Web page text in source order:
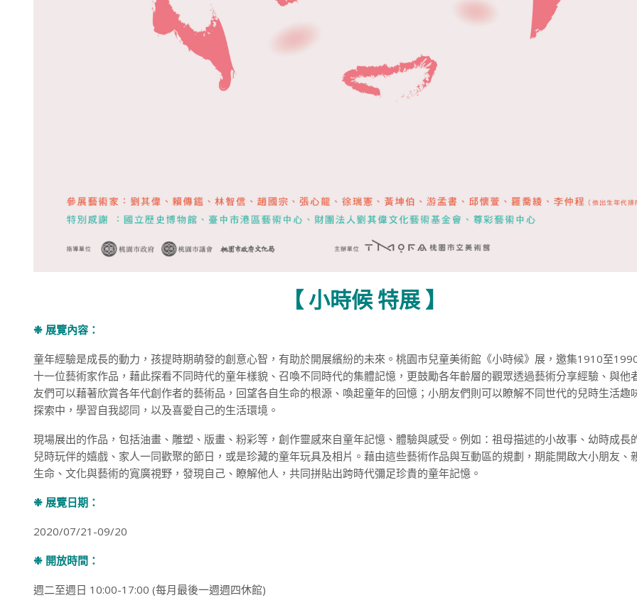
【 小時候 特展 】
❉ 展覽內容：
童年經驗是成長的動力，孩提時期萌發的創意心智，有助於開展繽紛的未來。桃園市兒童美術館《小時候》展，邀集1910至
十一位藝術家作品，藉此探看不同時代的童年樣貌、召喚不同時代的集體記憶，更鼓勵各年齡層的觀眾透過藝術分享經驗、與他
友們可以藉著欣賞各年代創作者的藝術品，回望各自生命的根源、喚起童年的回憶；小朋友們則可以瞭解不同世代的兒時生活趣
探索中，學習自我認同，以及喜愛自己的生活環境。
現場展出的作品，包括油畫、雕塑、版畫、粉彩等，創作靈感來自童年記憶、體驗與感受。例如：祖母描述的小故事、幼時成長
兒時玩伴的嬉戲、家人一同歡聚的節日，或是珍藏的童年玩具及相片。藉由這些藝術作品與互動區的規劃，期能開啟大小朋友、
生命、文化與藝術的寬廣視野，發現自己、瞭解他人，共同拼貼出跨時代彌足珍貴的童年記憶。
❉ 展覽日期：
2020/07/21-09/20
❉ 開放時間：
週二至週日 10:00-17:00 (每月最後一週週四休館)